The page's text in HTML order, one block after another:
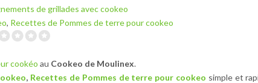
de grillades avec cookeo
, Recettes de Pommes de terre pour cookeo
cookéo au Cookeo de Moulinex.
, Recettes de Pommes de terre pour cookeo simple et